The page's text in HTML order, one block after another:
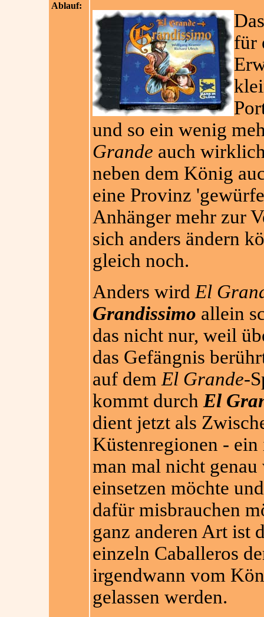
Ablauf:
für
und so ein wenig
Grande auch
neben dem König
eine Provinz
Anhänger mehr zur
sich anders ändern
gleich noch.
Anders wird El
Grandissimo allein
das nicht nur, weil
das Gefängnis
auf dem El Grande-
kommt durch El
dient jetzt als
Küstenregionen - ein
man mal nicht
einsetzen möchte
dafür misbrauchen
ganz anderen Art ist
einzeln Caballeros
irgendwann vom
gelassen werden.